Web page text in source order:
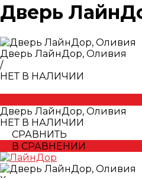
Дверь
Дверь ЛайнДор, Оливия
/
НЕТ В НАЛИЧИИ
Дверь ЛайнДор, Оливия
НЕТ В НАЛИЧИИ
СРАВНИТЬ
В СРАВНЕНИИ